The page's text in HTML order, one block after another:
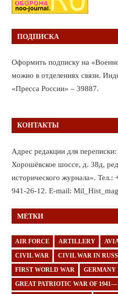
ПОДПИСКА
Оформить подписку на
можно в отделениях связи.
«Пресса России» – 39887.
КОНТАКТЫ
Адрес редакции для
Хорошёвское шоссе, д. 38д,
исторического журнала».
941-26-12. E-mail:
МЕТКИ
AIR FORCE ARTILLERY
CIVIL WAR CIVIL WAR IN
FIRST WORLD WAR GERMANY
GREAT PATRIOTIC WAR OF